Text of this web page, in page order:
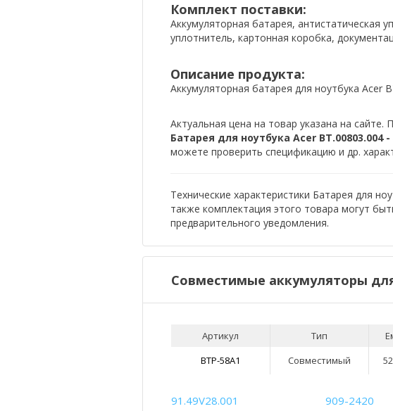
Комплект поставки:
Аккумуляторная батарея, антистатическая
уплотнитель, картонная коробка,
Описание продукта:
Аккумуляторная батарея для ноутбука Acer
Актуальная цена на товар указана на
Батарея для ноутбука Acer BT.00803.004 -
можете проверить спецификацию и др.
Технические характеристики Батарея для
также комплектация этого товара могут
предварительного уведомления.
Совместимые аккумуляторы
Артикул Тип
BTP-58A1
Совместимый
91.49V28.001 909-2420